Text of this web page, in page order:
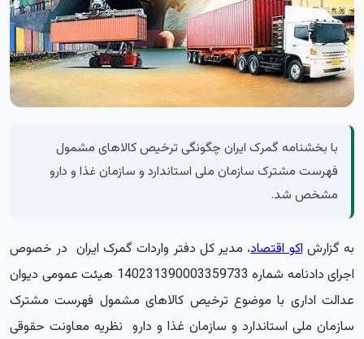
با بخشنامه گمرک ایران چگونگی ترخیص کالاهای مشمول
فهرست مشترک سازمان ملی استاندارد و سازمان غذا و دارو
مشخص شد.
به گزارشاکو اقتصاد، مدیر کل دفتر واردات گمرک ایران در خصوص
اجرای دادنامه شماره 140231390003359733 هیئت عمومی دیوان
عدالت اداری با موضوع ترخیص کالاهای مشمول فهرست مشترک
سازمان ملی استاندارد و سازمان غذا و دارو نظریه معاونت حقوقی